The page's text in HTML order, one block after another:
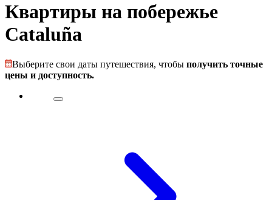
Квартиры на побережье
Cataluña
Выберите свои даты путешествия, чтобы получить точные
цены и доступность.